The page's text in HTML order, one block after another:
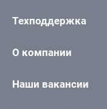
Техподдержка
О компании
Наши вакансии